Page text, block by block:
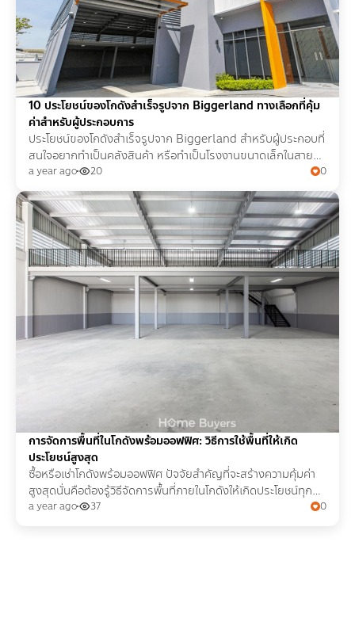
10 ประโยชน์ของโกดังสำเร็จรูปจาก Biggerland ทางเลือกที่คุ้ม
ค่าสำหรับผู้ประกอบการ
ประโยชน์ของโกดังสำเร็จรูปจาก Biggerland สำหรับผู้ประกอบที่
สนใจอยากทำเป็นคลังสินค้า หรือทำเป็นโรงงานขนาดเล็กในสาย
งานการผลิต
a year ago 20 0
การจัดการพื้นที่ในโกดังพร้อมออฟฟิศ: วิธีการใช้พื้นที่ให้เกิด
ประโยชน์สูงสุด
ซื้อหรือเช่าโกดังพร้อมออฟฟิศ ปัจจัยสำคัญที่จะสร้างความคุ้มค่า
สูงสุดนั่นคือต้องรู้วิธีจัดการพื้นที่ภายในโกดังให้เกิดประโยชน์ทุก
ตารางนิ้ว จึงอยากบอกต่อคำแนะนำดี ๆ
a year ago 37 0